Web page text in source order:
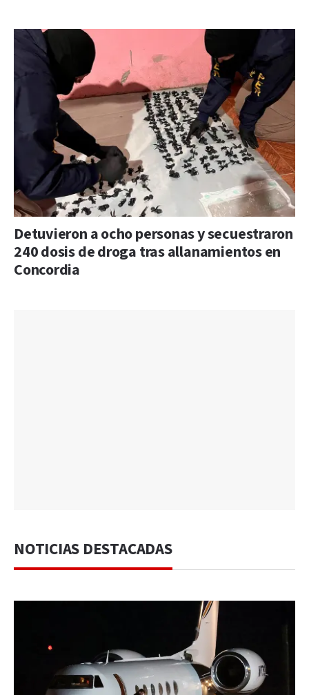
Detuvieron a ocho personas y secuestraron
240 dosis de droga tras allanamientos en
Concordia
NOTICIAS DESTACADAS